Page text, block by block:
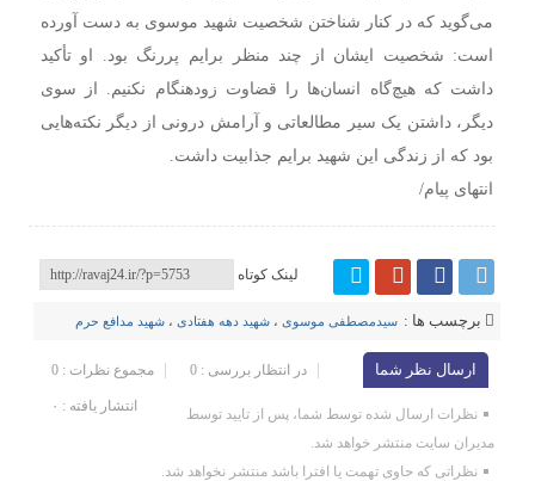
می‌گوید که در کنار شناختن شخصیت شهید موسوی به دست آورده
است: شخصیت ایشان از چند منظر برایم پررنگ بود. او تأکید
داشت که هیچ‌گاه انسان‌ها را قضاوت زودهنگام نکنیم. از سوی
دیگر، داشتن یک سیر مطالعاتی و آرامش درونی از دیگر نکته‌هایی
بود که از زندگی این شهید برایم جذابیت داشت.
انتهای پیام/
لینک کوتاه
برچسب ها : سیدمصطفی موسوی ،شهید دهه هفتادی ،شهید مدافع حرم
ارسال نظر شما مجموع نظرات : 0 در انتظار بررسی : 0
انتشار یافته : ۰
نظرات ارسال شده توسط شما، پس از تایید توسط
مدیران سایت منتشر خواهد شد.
نظراتی که حاوی تهمت یا افترا باشد منتشر نخواهد شد.